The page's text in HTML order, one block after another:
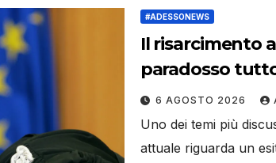
#ADESSONEWS
Il risarcimento
paradosso
6 AGOSTO 2026
Uno dei temi più
attuale riguarda un